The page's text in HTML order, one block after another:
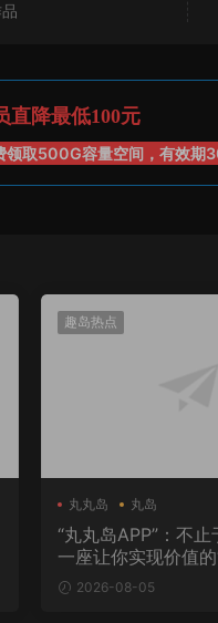
直降最低100元
领取500G容量空间，有效期
趣岛热点
丸丸岛 丸岛
“丸丸岛APP”：不
一座让你实现价值
2026-08-05